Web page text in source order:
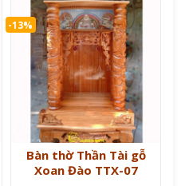
-13%
Bàn thờ Thần Tài gỗ
Xoan Đào TTX-07